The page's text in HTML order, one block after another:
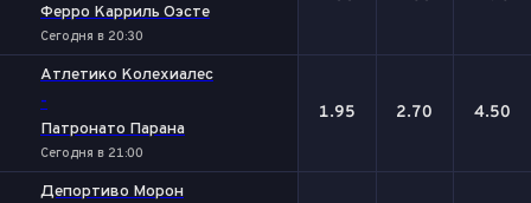
Ферро Карриль Оэсте
Сегодня в 20:30
Атлетико Колехиалес
-
Патронато Парана
Сегодня в 21:00
1.95 2.70 4.50
Депортиво Морон